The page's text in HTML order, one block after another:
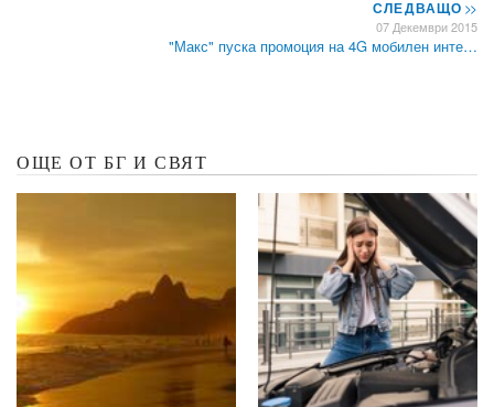
СЛЕДВАЩО>>
07 Декември 2015
"Макс" пуска промоция на 4G мобилен инте…
ОЩЕ ОТ БГ И СВЯТ